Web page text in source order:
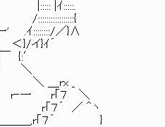
|ｲ:::::.
.ｲ::::::::/／}∧
イ}ｲ´
＿rx _
一 r｢７ ＼
／ ＾ヽ
＿,r｢７´ }